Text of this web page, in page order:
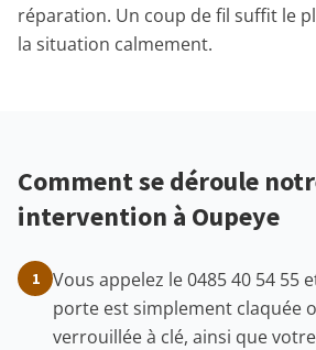
réparation. Un coup de fil suffit le
la situation calmement.
Comment se déroule
intervention à Oupeye
1
Vous appelez le 0485 40 54 55
porte est simplement claquée
verrouillée à clé, ainsi que